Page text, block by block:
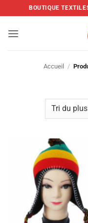
to
BOUTIQUE
Accueil /